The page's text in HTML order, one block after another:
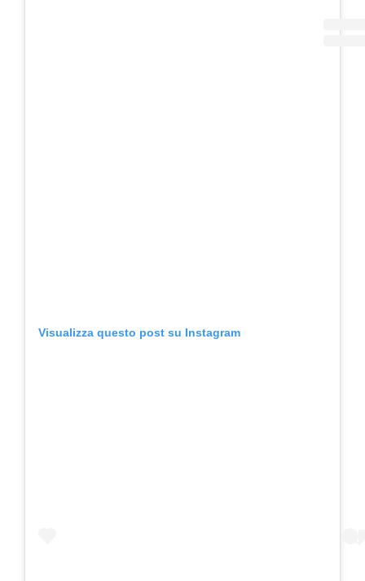
Visualizza questo post su Instagram